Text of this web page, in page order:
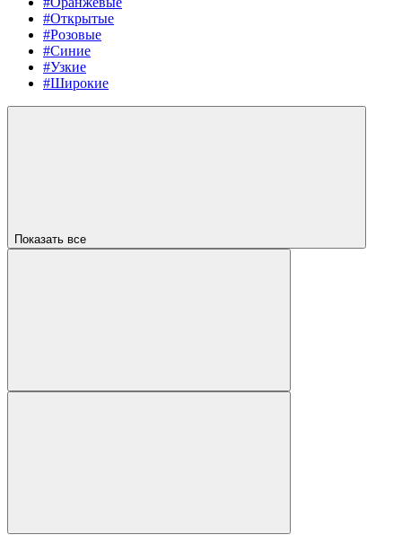
#Открытые
#Розовые
#Синие
#Узкие
#Широкие
Показать все